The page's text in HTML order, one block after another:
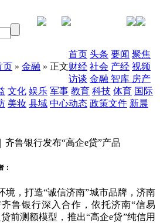
页 » 金融 » 正文
首页 头条 要闻 聚焦
财经 社会 产经 视频
访谈 金融 智库 房产
文化 娱乐 军事 教育 科技 体育 国际
美妆 县域 中心动态 政策文件 新晨
齐鲁银行发布“高企e贷”产品
：
境，打造“诚信济南”城市品牌，济南
鲁银行深入合作，依托济南“信易
前测额模型，推出“高企e贷”纯信用